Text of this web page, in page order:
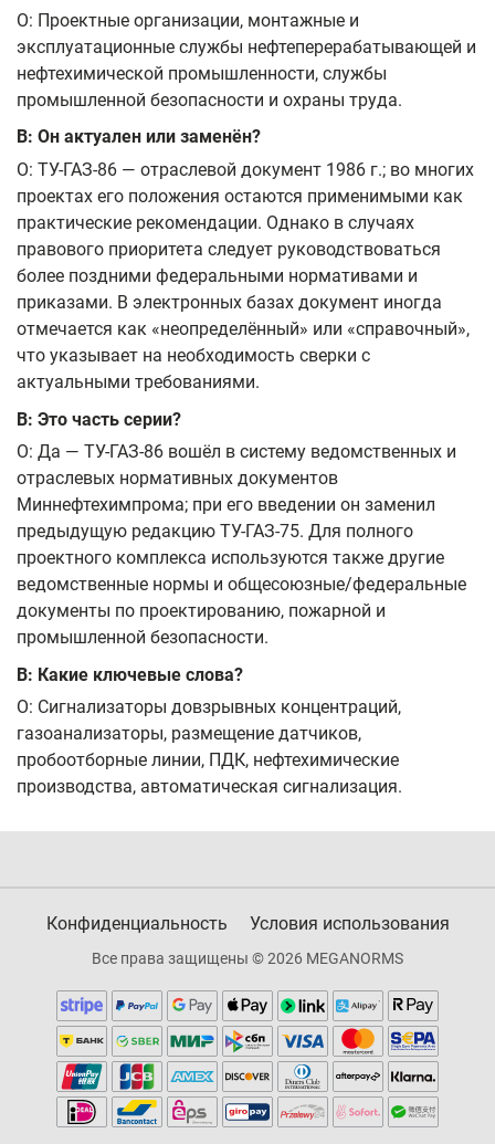
О: Проектные организации, монтажные и
эксплуатационные службы нефтеперерабатывающей и
нефтехимической промышленности, службы
промышленной безопасности и охраны труда.
В: Он актуален или заменён?
О: ТУ-ГАЗ-86 — отраслевой документ 1986 г.; во многих
проектах его положения остаются применимыми как
практические рекомендации. Однако в случаях
правового приоритета следует руководствоваться
более поздними федеральными нормативами и
приказами. В электронных базах документ иногда
отмечается как «неопределённый» или «справочный»,
что указывает на необходимость сверки с
актуальными требованиями.
В: Это часть серии?
О: Да — ТУ-ГАЗ-86 вошёл в систему ведомственных и
отраслевых нормативных документов
Миннефтехимпрома; при его введении он заменил
предыдущую редакцию ТУ-ГАЗ-75. Для полного
проектного комплекса используются также другие
ведомственные нормы и общесоюзные/федеральные
документы по проектированию, пожарной и
промышленной безопасности.
В: Какие ключевые слова?
О: Сигнализаторы довзрывных концентраций,
газоанализаторы, размещение датчиков,
пробоотборные линии, ПДК, нефтехимические
производства, автоматическая сигнализация.
Конфиденциальность Условия использования
Все права защищены © 2026 MEGANORMS